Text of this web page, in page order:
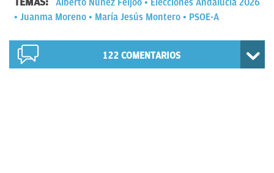
Alberto Núñez Feijóo
Elecciones Andalucía 2026
Juanma Moreno
María Jesús Montero PSOE-A
122 COMENTARIOS